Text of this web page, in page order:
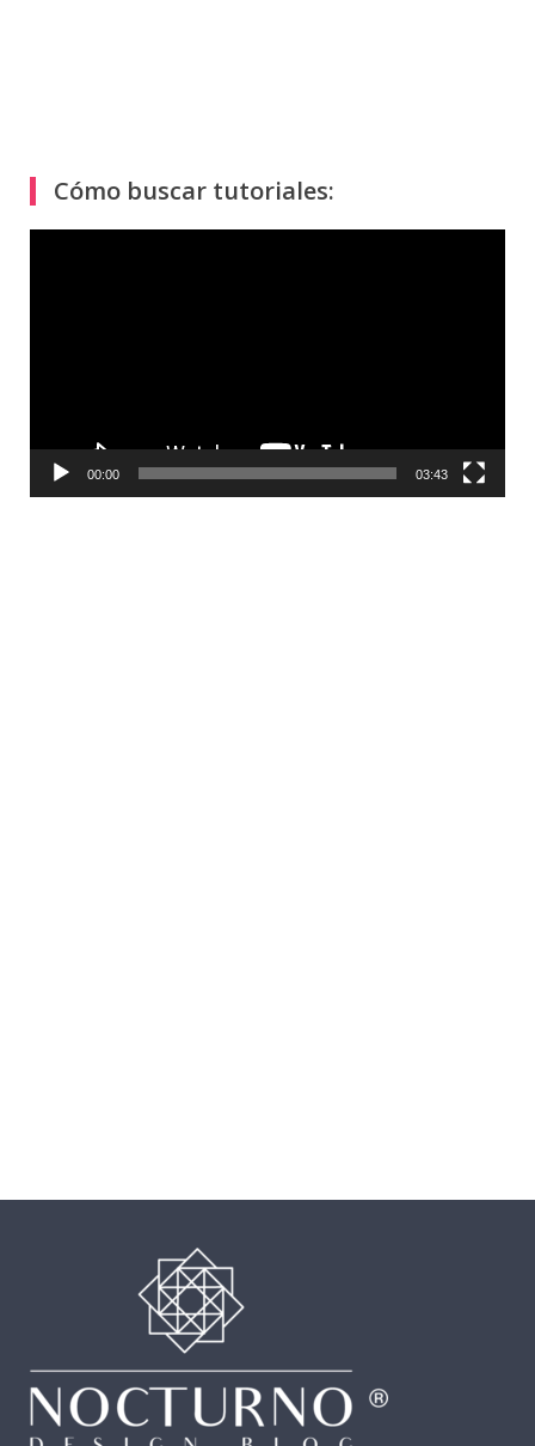
Cómo buscar tutoriales:
00:00 03:43